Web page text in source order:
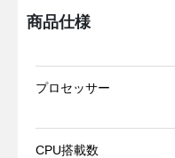
商品仕様
プロセッサー
CPU搭載数